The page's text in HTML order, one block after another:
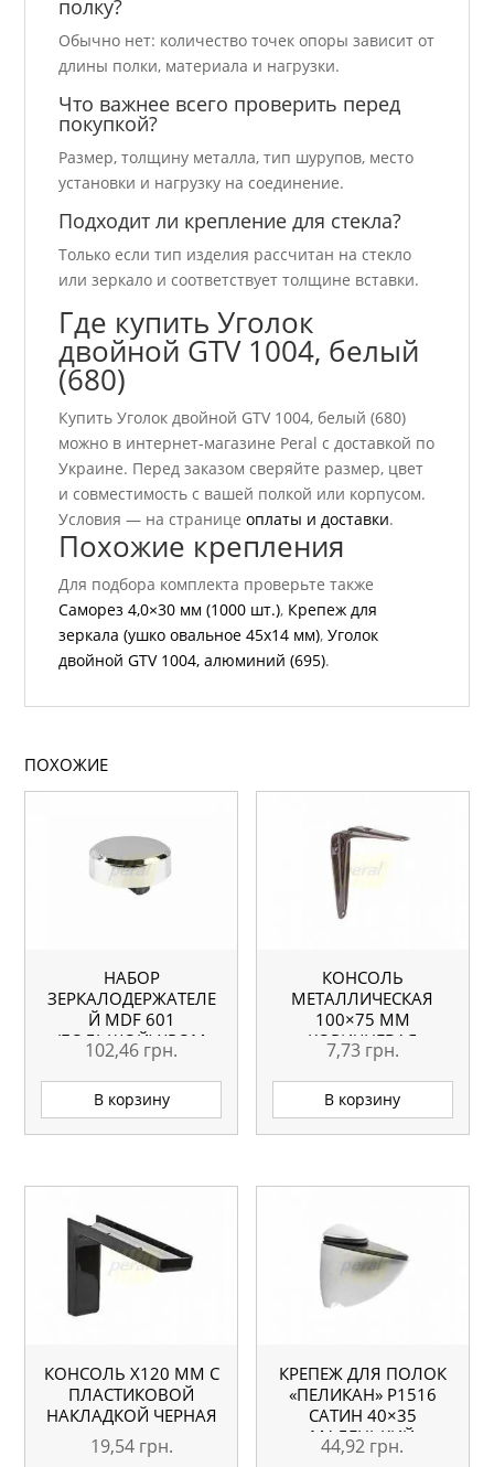
полку?
Обычно нет: количество точек опоры зависит от
длины полки, материала и нагрузки.
Что важнее всего проверить перед
покупкой?
Размер, толщину металла, тип шурупов, место
установки и нагрузку на соединение.
Подходит ли крепление для стекла?
Только если тип изделия рассчитан на стекло
или зеркало и соответствует толщине вставки.
Где купить Уголок
двойной GTV 1004, белый
(680)
Купить Уголок двойной GTV 1004, белый (680)
можно в интернет-магазине Peral с доставкой по
Украине. Перед заказом сверяйте размер, цвет
и совместимость с вашей полкой или корпусом.
Условия — на страницеоплаты и доставки.
Похожие крепления
Для подбора комплекта проверьте также
Саморез 4,0×30 мм (1000 шт.), Крепеж для
зеркала (ушко овальное 45х14 мм),Уголок
двойной GTV 1004, алюминий (695).
ПОХОЖИЕ
НАБОР
ЗЕРКАЛОДЕРЖАТЕЛЕ
Й MDF 601
(БОЛЬШОЙ) ХРОМ
(4ШТ)
102,46 грн.
В корзину
КОНСОЛЬ
МЕТАЛЛИЧЕСКАЯ
100×75 ММ
КОРИЧНЕВАЯ
7,73 грн.
В корзину
КОНСОЛЬ Х120 ММ С
ПЛАСТИКОВОЙ
НАКЛАДКОЙ ЧЕРНАЯ
19,54 грн.
КРЕПЕЖ ДЛЯ ПОЛОК
«ПЕЛИКАН» Р1516
САТИН 40×35
МАЛЕНЬКИЙ
44,92 грн.